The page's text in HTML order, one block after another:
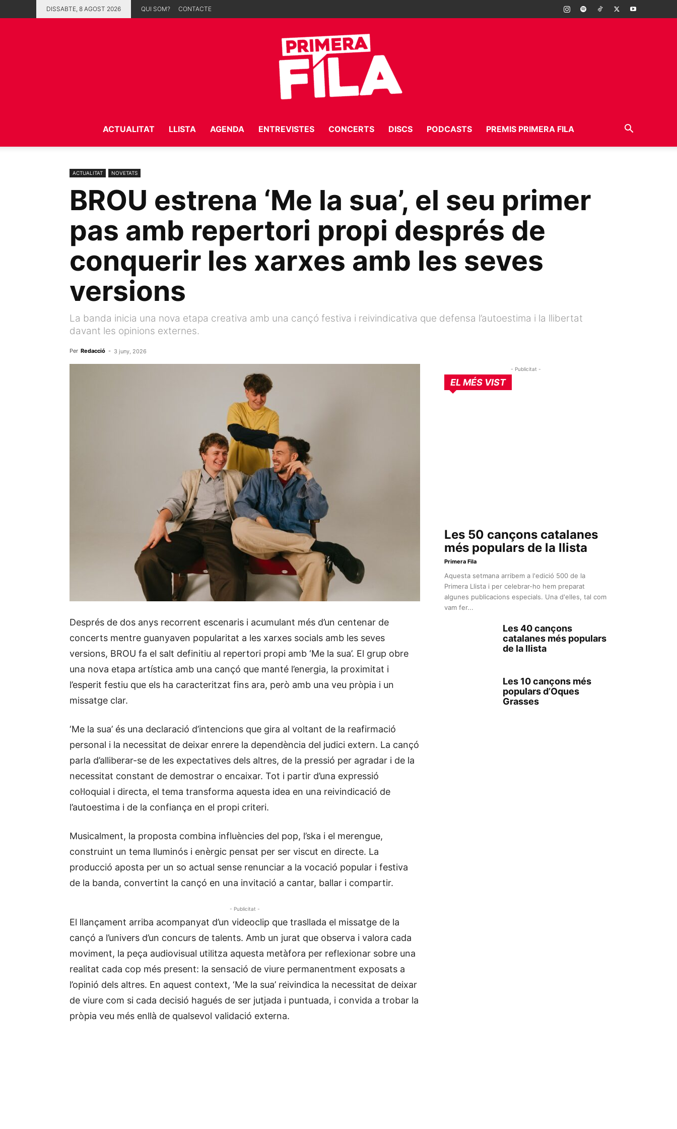
DISSABTE, 8 AGOST 2026 QUI SOM? CONTACTE
Fila
ACTUALITAT LLISTA AGENDA ENTREVISTES CONCERTS DISCS PODCASTS PREMIS PRIMERA FILA
ACTUALITAT NOVETATS
BROU estrena ‘Me la sua’, el seu primer
pas amb repertori propi després de
conquerir les xarxes amb les seves
versions
La banda inicia una nova etapa creativa amb una cançó festiva i reivindicativa que defensa l’autoestima i la llibertat
davant les opinions externes.
Per Redacció - 3 juny, 2026
Després de dos anys recorrent escenaris i acumulant més d’un centenar de
concerts mentre guanyaven popularitat a les xarxes socials amb les seves
versions, BROU fa el salt definitiu al repertori propi amb ‘Me la sua’. El grup obre
una nova etapa artística amb una cançó que manté l’energia, la proximitat i
l’esperit festiu que els ha caracteritzat fins ara, però amb una veu pròpia i un
missatge clar.
‘Me la sua’ és una declaració d’intencions que gira al voltant de la reafirmació
personal i la necessitat de deixar enrere la dependència del judici extern. La cançó
parla d’alliberar-se de les expectatives dels altres, de la pressió per agradar i de la
necessitat constant de demostrar o encaixar. Tot i partir d’una expressió
col·loquial i directa, el tema transforma aquesta idea en una reivindicació de
l’autoestima i de la confiança en el propi criteri.
Musicalment, la proposta combina influències del pop, l’ska i el merengue,
construint un tema lluminós i enèrgic pensat per ser viscut en directe. La
producció aposta per un so actual sense renunciar a la vocació popular i festiva
de la banda, convertint la cançó en una invitació a cantar, ballar i compartir.
- Publicitat -
El llançament arriba acompanyat d’un videoclip que trasllada el missatge de la
cançó a l’univers d’un concurs de talents. Amb un jurat que observa i valora cada
moviment, la peça audiovisual utilitza aquesta metàfora per reflexionar sobre una
realitat cada cop més present: la sensació de viure permanentment exposats a
l’opinió dels altres. En aquest context, ‘Me la sua’ reivindica la necessitat de deixar
de viure com si cada decisió hagués de ser jutjada i puntuada, i convida a trobar la
pròpia veu més enllà de qualsevol validació externa.
- Publicitat -
EL MÉS VIST
Les 50 cançons catalanes
més populars de la llista
Primera Fila
Aquesta setmana arribem a l'edició 500 de la
Primera Llista i per celebrar-ho hem preparat
algunes publicacions especials. Una d'elles, tal com
vam fer...
Les 40 cançons
catalanes més populars
de la llista
Les 10 cançons més
populars d’Oques
Grasses